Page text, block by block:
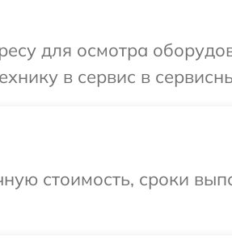
для осмотра
в сервис в
стоимость, сроки